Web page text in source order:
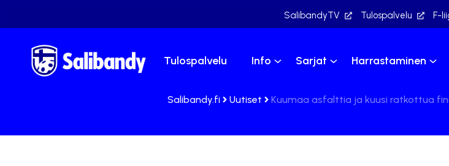
SalibandyTV Tulospalvelu F-
Tulospalvelu Info Sarjat Harrastaminen
Salibandy.fi Uutiset Kuumaa asfalttia ja kuusi ratkottua